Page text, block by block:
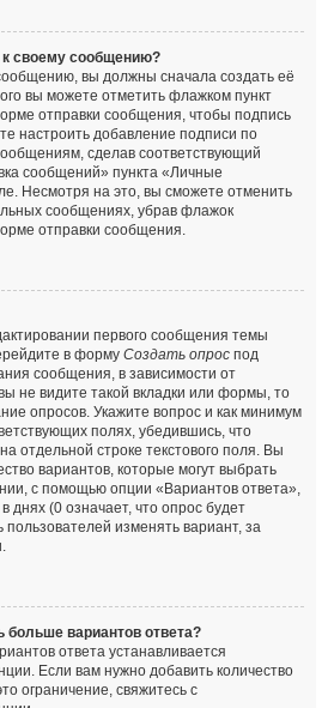
к своему сообщению?
вы должны сначала создать её
вы можете отметить флажком пункт
отправки сообщения, чтобы подпись
настроить добавление подписи по
сделав соответствующий
сообщений» пункта «Личные
Несмотря на это, вы сможете отменить
сообщениях, убрав флажок
отправки сообщения.
первого сообщения темы
в форму Создать опрос под
сообщения, в зависимости от
не видите такой вкладки или формы, то
опросов. Укажите вопрос и как минимум
полях, убедившись, что
отдельной строке текстового поля. Вы
вариантов, которые могут выбрать
с помощью опции «Вариантов ответа»,
днях (0 означает, что опрос будет
изменять вариант, за
больше вариантов ответа?
ответа устанавливается
Если вам нужно добавить количество
ограничение, свяжитесь с